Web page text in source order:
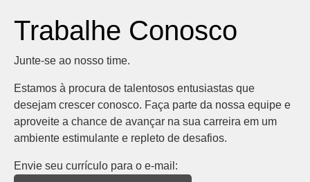
Trabalhe Conosco
Junte-se ao nosso time.
Estamos à procura de talentosos entusiastas que
desejam crescer conosco. Faça parte da nossa equipe e
aproveite a chance de avançar na sua carreira em um
ambiente estimulante e repleto de desafios.
Envie seu currículo para o e-mail: